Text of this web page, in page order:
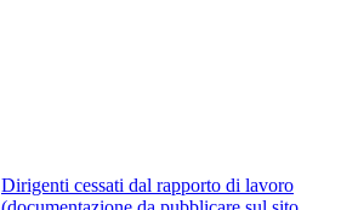
Dirigenti cessati dal rapporto di lavoro